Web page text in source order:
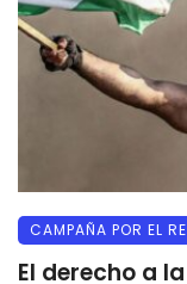
CAMPAÑA POR EL
El derecho a